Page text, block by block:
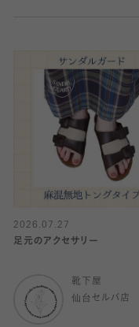
2026.07.27
足元のアクセサリー
靴下屋
仙台セルバ店